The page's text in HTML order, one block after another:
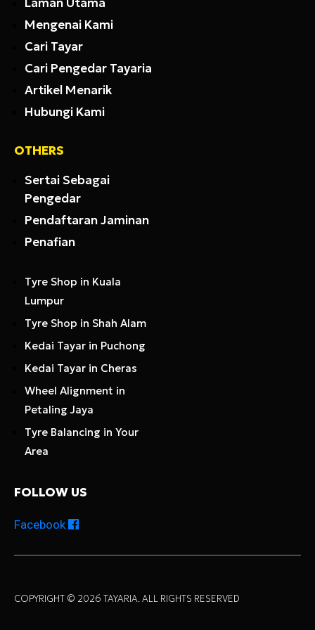
Mengenai Kami
Cari Tayar
Cari Pengedar Tayaria
Artikel Menarik
Hubungi Kami
OTHERS
Sertai Sebagai
Pengedar
Pendaftaran Jaminan
Penafian
Tyre Shop in Kuala
Lumpur
Tyre Shop in Shah Alam
Kedai Tayar in Puchong
Kedai Tayar in Cheras
Wheel Alignment in
Petaling Jaya
Tyre Balancing in Your
Area
FOLLOW US
Facebook
COPYRIGHT © 2026 TAYARIA. ALL RIGHTS RESERVED